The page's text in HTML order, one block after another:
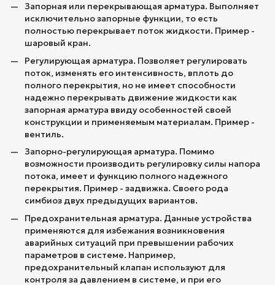
Запорная или перекрывающая арматура. Выполняет
исключительно запорные функции, то есть
полностью перекрывает поток жидкости. Пример -
шаровый кран.
Регулирующая арматура. Позволяет регулировать
поток, изменять его интенсивность, вплоть до
полного перекрытия, но не имеет способности
надежно перекрывать движение жидкости как
запорная арматура ввиду особенностей своей
конструкции и применяемым материалам. Пример -
вентиль.
Запорно-регулирующая арматура. Помимо
возможности производить регулировку силы напора
потока, имеет и функцию полного надежного
перекрытия. Пример - задвижка. Своего рода
симбиоз двух предыдущих вариантов.
Предохранительная арматура. Данные устройства
применяются для избежания возникновения
аварийных ситуаций при превышении рабочих
параметров в системе. Например,
предохранительный клапан используют для
контроля за давлением в системе, и при его